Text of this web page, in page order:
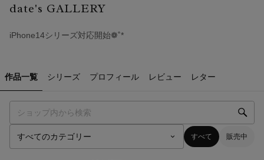
date's GALLERY
iPhone14シリーズ対応開始❁˚*
作品一覧 シリーズ プロフィール レビュー レター
すべて 販売中